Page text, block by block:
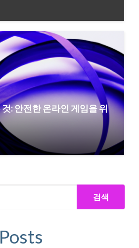
: 안전한 온라인 게임을 위
검색